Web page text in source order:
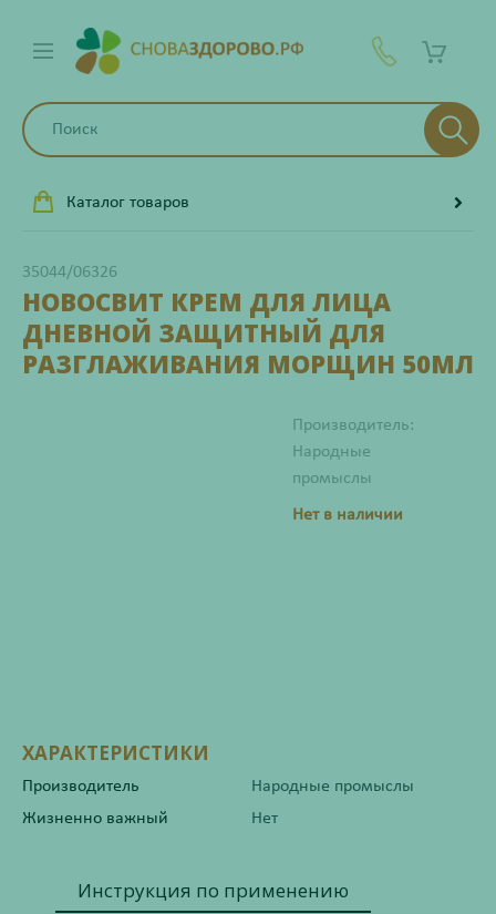
Каталог товаров
35044/06326
НОВОСВИТ КРЕМ ДЛЯ ЛИЦА
ДНЕВНОЙ ЗАЩИТНЫЙ ДЛЯ
РАЗГЛАЖИВАНИЯ МОРЩИН 50МЛ
Производитель:
Народные
промыслы
Нет в наличии
ХАРАКТЕРИСТИКИ
Производитель
Народные промыслы
Жизненно важный
Нет
Инструкция по применению